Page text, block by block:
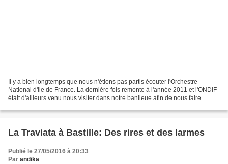
Il y a bien longtemps que nous n'étions pas partis écouter l'Orchestre
National d'Ile de France. La dernière fois remonte à l'année 2011 et l'ONDIF
était d'ailleurs venu nous visiter dans notre banlieue afin de nous faire
La Traviata à Bastille: Des rires et des larmes
Publié le 27/05/2016 à 20:33
Par andika